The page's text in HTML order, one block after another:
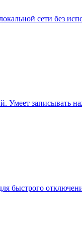
сети без
Умеет записывать
быстрого